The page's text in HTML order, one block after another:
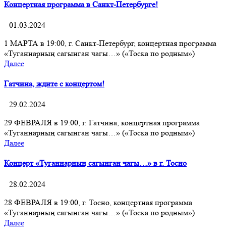
Концертная программа в Санкт-Петербурге!
01.03.2024
1 МАРТА в 19:00, г. Санкт-Петербург, концертная программа
«Туганнарның сагынган чагы…» («Тоска по родным»)
Далее
Гатчина, ждите с концертом!
29.02.2024
29 ФЕВРАЛЯ в 19:00, г. Гатчина, концертная программа
«Туганнарның сагынган чагы…» («Тоска по родным»)
Далее
Концерт «Туганнарның сагынган чагы…» в г. Тосно
28.02.2024
28 ФЕВРАЛЯ в 19:00, г. Тосно, концертная программа
«Туганнарның сагынган чагы…» («Тоска по родным»)
Далее